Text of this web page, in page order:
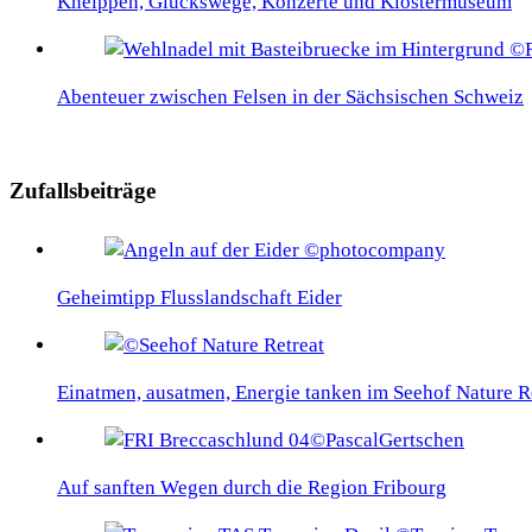
Abenteuer zwischen Felsen in der Sächsischen Schweiz
Zufallsbeiträge
Geheimtipp Flusslandschaft Eider
Einatmen, ausatmen, Energie tanken im Seehof Nature
Auf sanften Wegen durch die Region Fribourg